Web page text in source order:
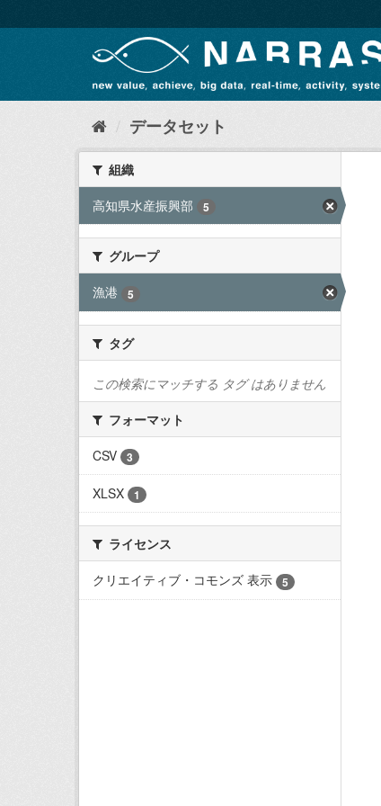
キ
て
データセット
組織
高知県水産振興部
5
グループ
漁港
5
タグ
この検索にマッチする タグ はありません
フォーマット
CSV
3
XLSX 1
ライセンス
クリエイティブ・コモンズ 表示
5